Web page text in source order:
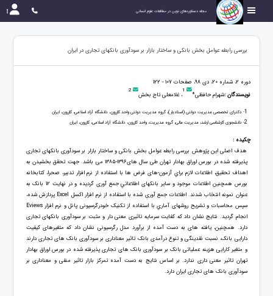
مجله دستاوردهای نوین در مطالعات علوم انسانی
بررسی رابطه عوامل بخش بانکی و ساختار بازار بر سودآوری بانکهای تجاری در ایران
دوره 2، شماره 20، دی 98، صفحات 107 - 122
نویسندگان :شهرام حافظی* 1، غلامعلی تاج بخش 2
1- دکترای تخصصی مدیریت دولتی (استادیار)، گروه مدیریت دولتی واحد کازرون، دانشگاه آزاد اسلامی، کازرون، ایران
2- دانشجوی کارشناسی ارشد، مدیریت مالی، گروه مدیریت، واحد کازرون، دانشگاه آزاد اسلامی، کازرون، ایران
چکیده :
هدف اصلی این پژوهش بررسی رابطه عوامل بخش بانکی و ساختار بازار بر سودآوری بانکهای تجاری
پذیرفته شده در بورس اوراق بهادار تهران طی سال های۱۳۹۶-۱۳۸۵ می باشد. جهت تحقق بخشيدن به
اهداف تحقيق، اطلاعات لازم براي آزمون-های فرض ها با استفاده از نرم افزار تدبير، صحرا، كتابخانه
بورس همچنين اطلاعات موجود و ساير بانکهای اطلاعاتي جمع آوری گرديده و در نهایت 12 بانک به
عنوان نمونه انتخاب شدند. اطلاعات جمع آوری شده با استفاده از نرم افزار اكسل Excel پردازش شده،
سپس محاسبات و تشريح روشهای آماري با استفاده از تکنیک خودرگرسیونی پانل و نرم افزار Eviews
انجام گردید. نتایج نشان داد که کفایت سرمایه تاثیری معنی دار و مثبت بر سودآوری بانکهای تجاری
دارد. همچنین، یافته های به دست آمده از برآورد مدل رگرسیونی نشان داد که متغیرهای کیفیت
دارایی بانک، نسبت نقدینگی و تنوع درآمدی بانک تاثیر معناداری بر سودآوری بانک های تجاری دارند
و متغیر کارایی هزینه عملیاتی بانک بر سودآوری بانک های تجاری پذیرفته شده در بورس اوراق بهادار
تهران تاثیر معنی داری ندارد. بر اساس نتایج به دست آمده تمرکز بازار تاثیر منفی و معناداری بر
سودآوری بانک های تجاری ایران دارد.